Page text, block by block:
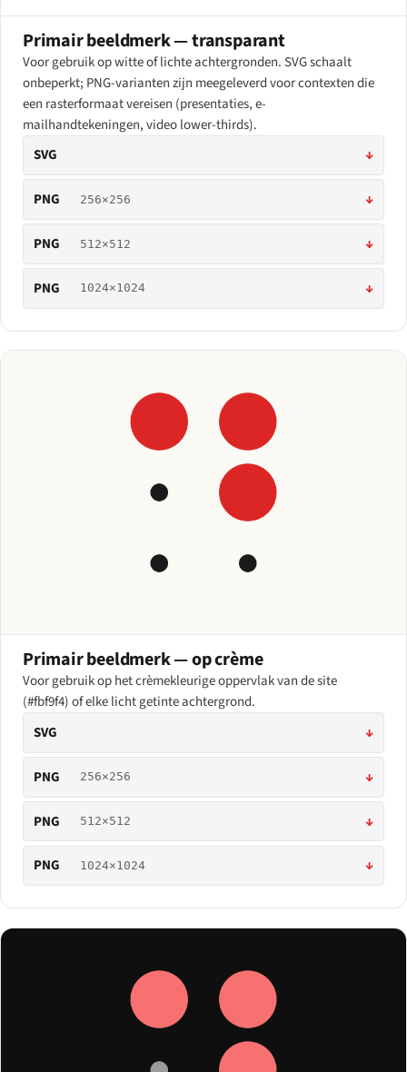
Primair beeldmerk — transparant
Voor gebruik op witte of lichte achtergronden. SVG schaalt
onbeperkt; PNG-varianten zijn meegeleverd voor contexten die
een rasterformaat vereisen (presentaties, e-
mailhandtekeningen, video lower-thirds).
SVG
↓
PNG 256×256 ↓
PNG 512×512 ↓
PNG 1024×1024 ↓
Primair beeldmerk — op crème
Voor gebruik op het crèmekleurige oppervlak van de site
(#fbf9f4) of elke licht getinte achtergrond.
SVG
↓
PNG 256×256 ↓
PNG 512×512 ↓
PNG 1024×1024 ↓